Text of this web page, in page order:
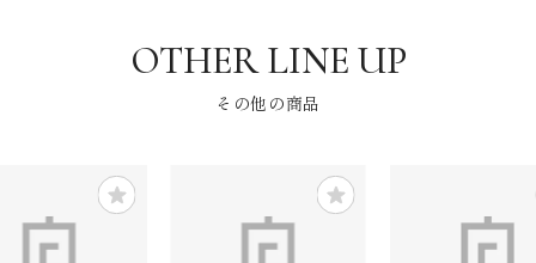
その他の商品